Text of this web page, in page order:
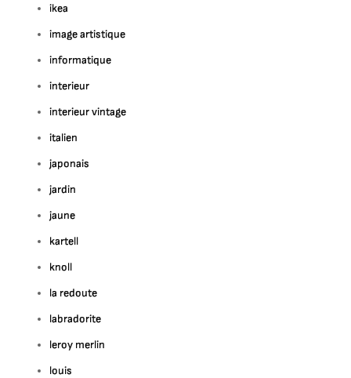
ikea
image artistique
informatique
interieur
interieur vintage
italien
japonais
jardin
jaune
kartell
knoll
la redoute
labradorite
leroy merlin
louis